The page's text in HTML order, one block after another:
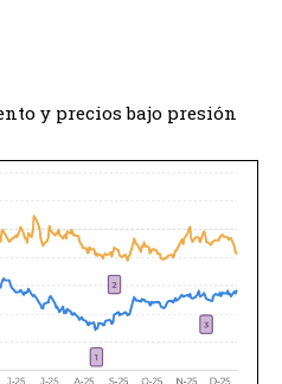
y precios bajo presión